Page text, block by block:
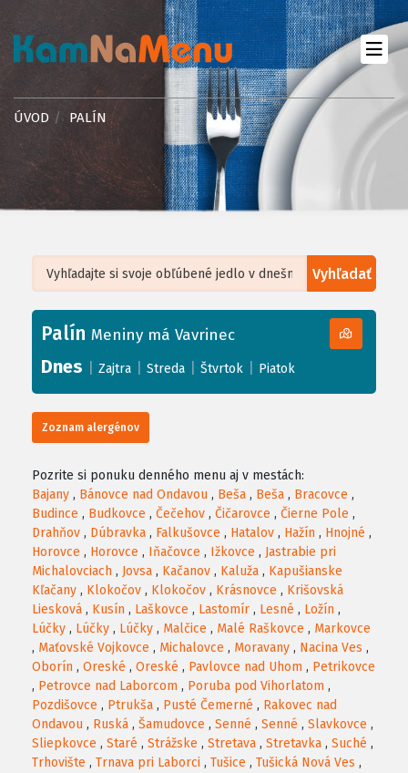
ÚVOD PALÍN
Vyhľadať
+
−
Leaflet| ©OpenStreetMap, Tiles courtesy ofHumanitarian OpenStreetMap
Palín Meniny má Vavrinec
Dnes Zajtra Streda Štvrtok Piatok
Zoznam alergénov
Pozrite si ponuku denného menu aj v mestách:
Bajany , Bánovce nad Ondavou , Beša , Beša , Bracovce ,
Budince , Budkovce , Čečehov , Čičarovce , Čierne Pole ,
Drahňov , Dúbravka , Falkušovce , Hatalov , Hažín , Hnojné ,
Horovce , Horovce , Iňačovce , Ižkovce , Jastrabie pri
Michalovciach , Jovsa , Kačanov , Kaluža , Kapušianske
Kľačany , Klokočov , Klokočov , Krásnovce , Krišovská
Liesková , Kusín , Laškovce , Lastomír , Lesné , Ložín ,
Lúčky , Lúčky , Lúčky , Malčice , Malé Raškovce , Markovce
, Maťovské Vojkovce , Michalovce , Moravany , Nacina Ves ,
Oborín , Oreské , Oreské , Pavlovce nad Uhom , Petrikovce
, Petrovce nad Laborcom , Poruba pod Vihorlatom ,
Pozdišovce , Ptrukša , Pusté Čemerné , Rakovec nad
Ondavou , Ruská , Šamudovce , Senné , Senné , Slavkovce ,
Sliepkovce , Staré , Strážske , Stretava , Stretavka , Suché ,
Trhovište , Trnava pri Laborci , Tušice , Tušická Nová Ves ,